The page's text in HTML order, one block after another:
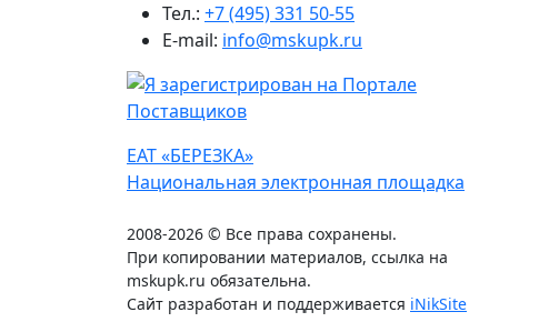
Тел.: +7 (495) 331 50-55
E-mail: info@mskupk.ru
ЕАТ «БЕРЕЗКА»
Национальная электронная площадка
2008-2026 © Все права сохранены.
При копировании материалов, ссылка на
mskupk.ru обязательна.
Сайт разработан и поддерживается iNikSite